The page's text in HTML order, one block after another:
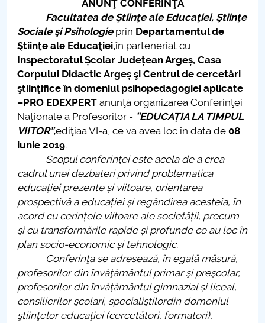
Programe de licență DSE
Cercetare
ÎNDRUMĂTORI GRUPE, PRACTICĂ, COORDONARE
PROGRAME STUDII DSE
ORGANIZARE PRACTICĂ STUDENȚI DSE
Anunțuri pentru studenți
EVENIMENTE DSE
ANUNŢ CONFERINŢĂ
Facultatea de Ştiinţe ale Educaţiei, Ştiinţe
Sociale şi Psihologie prin Departamentul de
Ştiinţe ale Educaţiei,în parteneriat cu
Inspectoratul Școlar Județean Argeș, Casa
Corpului Didactic Argeș şi Centrul de cercetări
ştiinţifice în domeniul psihopedagogiei aplicate
–PRO EDEXPERTanunţă organizarea Conferinţei
Naţionale a Profesorilor - ”EDUCAȚIA LA TIMPUL
VIITOR”,ediţiaa VI-a, ce va avea loc în data de08
iunie 2019.
Scopul conferinţei este acela de a crea
cadrul unei dezbateri privind problematica
educației prezente și viitoare, orientarea
prospectivă a educației și regândirea acesteia, în
acord cu cerințele viitoare ale societății, precum
şi cu transformările rapide și profunde ce au loc în
plan socio-economic și tehnologic.
Conferinţa se adresează, în egală măsură,
profesorilor din învăţământul primar şi preşcolar,
profesorilor din învățământul gimnazial și liceal,
consilierilor şcolari, specialiştilordin domeniul
ştiinţelor educaţiei (cercetători, formatori),